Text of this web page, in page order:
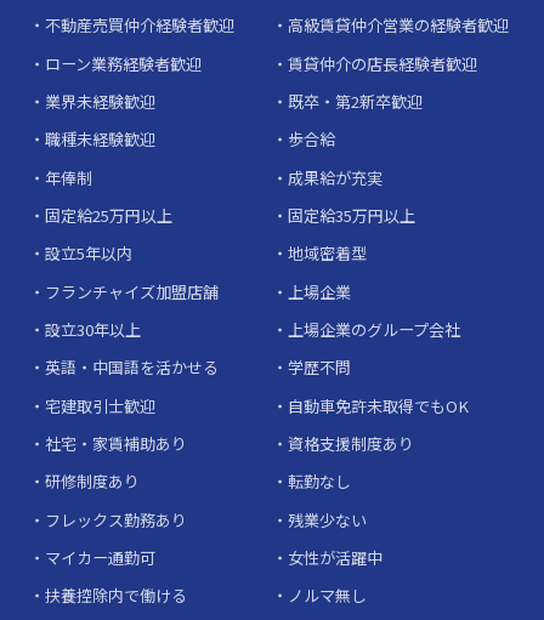
不動産売買仲介経験者歓迎
高級賃貸仲介営業の経験者歓迎
ローン業務経験者歓迎
賃貸仲介の店長経験者歓迎
業界未経験歓迎
既卒・第2新卒歓迎
職種未経験歓迎
歩合給
年俸制
成果給が充実
固定給25万円以上
固定給35万円以上
設立5年以内
地域密着型
フランチャイズ加盟店舗
上場企業
設立30年以上
上場企業のグループ会社
英語・中国語を活かせる
学歴不問
宅建取引士歓迎
自動車免許未取得でもOK
社宅・家賃補助あり
資格支援制度あり
研修制度あり
転勤なし
フレックス勤務あり
残業少ない
マイカー通勤可
女性が活躍中
扶養控除内で働ける
ノルマ無し